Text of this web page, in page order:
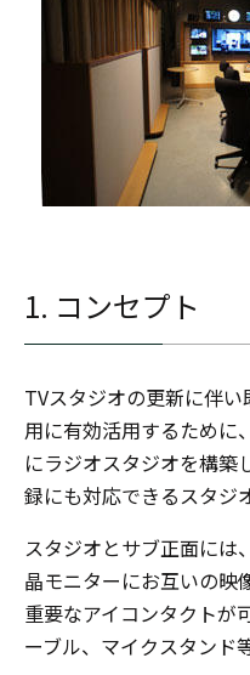
1. コンセプト
TVスタジオの更新に伴
用に有効活用するために
にラジオスタジオを構築
録にも対応できるスタジ
スタジオとサブ正面には
晶モニターにお互いの映
重要なアイコンタクトが
ーブル、マイクスタンド